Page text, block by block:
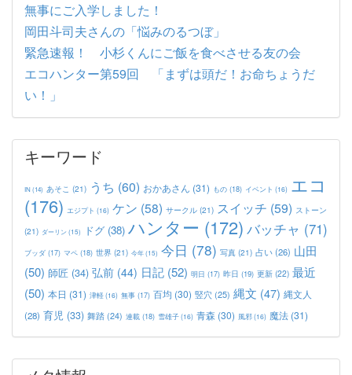
無事にご入学しました！
岡田斗司夫さんの「悩みのるつぼ」
緊急速報！ 小杉くんにご飯を食べさせる友の会
エコハンター第59回 「まずは頭だ！お命ちょうだ
い！」
キーワード
IN(14) あそこ (21) うち (60) おかあさん (31) もの (18) イベント (16) エコ
(176) エジプト (16) ケン (58) サークル (21) スイッチ (59) ストーン
(21) ダーリン(15) ドグ (38) ハンター (172) バッチャ (71)
ブッダ (17) マペ (18) 世界 (21) 今年(15) 今日 (78) 写真 (21) 占い(26) 山田
(50) 師匠 (34) 弘前 (44) 日記 (52) 明日 (17) 昨日 (19) 更新 (22) 最近
(50) 本日 (31) 津軽(16) 無事 (17) 百均 (30) 竪穴 (25) 縄文 (47) 縄文人
(28) 育児 (33) 舞踏 (24) 連載 (18) 雪雄子(16) 青森 (30) 風邪(16) 魔法 (31)